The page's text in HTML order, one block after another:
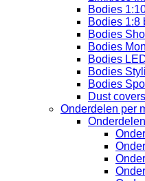
Bodies
Bodies 1:8
Bodies
Bodies
Bodies
Bodies
Bodies
Dust covers
Onderdelen per